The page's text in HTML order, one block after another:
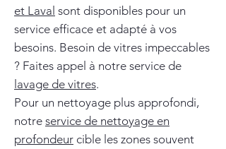
et Laval sont disponibles pour un
service efficace et adapté à vos
besoins. Besoin de vitres impeccables
? Faites appel à notre service de
lavage de vitres.
Pour un nettoyage plus approfondi,
notre service de nettoyage en
profondeur cible les zones souvent